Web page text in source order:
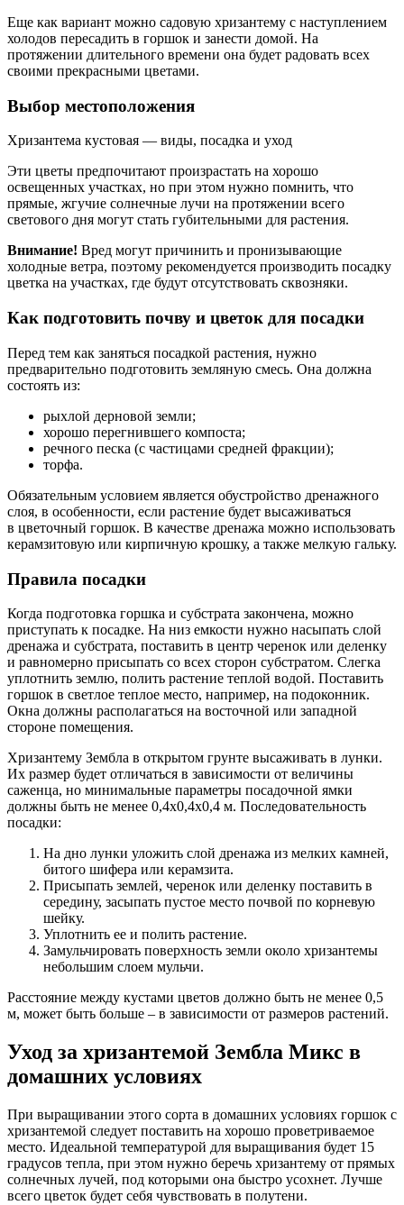
Еще как вариант можно садовую хризантему с наступлением
холодов пересадить в горшок и занести домой. На
протяжении длительного времени она будет радовать всех
своими прекрасными цветами.
Выбор местоположения
Хризантема кустовая — виды, посадка и уход
Эти цветы предпочитают произрастать на хорошо
освещенных участках, но при этом нужно помнить, что
прямые, жгучие солнечные лучи на протяжении всего
светового дня могут стать губительными для растения.
Внимание! Вред могут причинить и пронизывающие
холодные ветра, поэтому рекомендуется производить посадку
цветка на участках, где будут отсутствовать сквозняки.
Как подготовить почву и цветок для посадки
Перед тем как заняться посадкой растения, нужно
предварительно подготовить земляную смесь. Она должна
состоять из:
рыхлой дерновой земли;
хорошо перегнившего компоста;
речного песка (с частицами средней фракции);
торфа.
Обязательным условием является обустройство дренажного
слоя, в особенности, если растение будет высаживаться
в цветочный горшок. В качестве дренажа можно использовать
керамзитовую или кирпичную крошку, а также мелкую гальку.
Правила посадки
Когда подготовка горшка и субстрата закончена, можно
приступать к посадке. На низ емкости нужно насыпать слой
дренажа и субстрата, поставить в центр черенок или деленку
и равномерно присыпать со всех сторон субстратом. Слегка
уплотнить землю, полить растение теплой водой. Поставить
горшок в светлое теплое место, например, на подоконник.
Окна должны располагаться на восточной или западной
стороне помещения.
Хризантему Зембла в открытом грунте высаживать в лунки.
Их размер будет отличаться в зависимости от величины
саженца, но минимальные параметры посадочной ямки
должны быть не менее 0,4х0,4х0,4 м. Последовательность
посадки:
На дно лунки уложить слой дренажа из мелких камней,
битого шифера или керамзита.
Присыпать землей, черенок или деленку поставить в
середину, засыпать пустое место почвой по корневую
шейку.
Уплотнить ее и полить растение.
Замульчировать поверхность земли около хризантемы
небольшим слоем мульчи.
Расстояние между кустами цветов должно быть не менее 0,5
м, может быть больше – в зависимости от размеров растений.
Уход за хризантемой Зембла Микс в
домашних условиях
При выращивании этого сорта в домашних условиях горшок с
хризантемой следует поставить на хорошо проветриваемое
место. Идеальной температурой для выращивания будет 15
градусов тепла, при этом нужно беречь хризантему от прямых
солнечных лучей, под которыми она быстро усохнет. Лучше
всего цветок будет себя чувствовать в полутени.